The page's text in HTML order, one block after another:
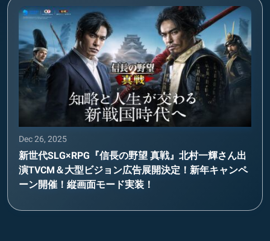
Dec 26, 2025
新世代SLG×RPG『信長の野望 真戦』北村一輝さん出
演TVCM＆大型ビジョン広告展開決定！新年キャンペ
ーン開催！縦画面モード実装！